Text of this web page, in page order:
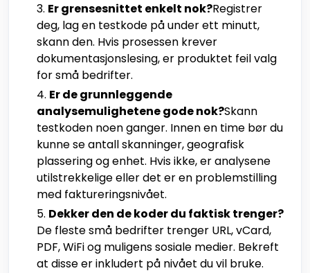
Er grensesnittet enkelt nok?Registrer
deg, lag en testkode på under ett minutt,
skann den. Hvis prosessen krever
dokumentasjonslesing, er produktet feil valg
for små bedrifter.
Er de grunnleggende
analysemulighetene gode nok?Skann
testkoden noen ganger. Innen en time bør du
kunne se antall skanninger, geografisk
plassering og enhet. Hvis ikke, er analysene
utilstrekkelige eller det er en problemstilling
med faktureringsnivået.
Dekker den de koder du faktisk trenger?
De fleste små bedrifter trenger URL, vCard,
PDF, WiFi og muligens sosiale medier. Bekreft
at disse er inkludert på nivået du vil bruke.